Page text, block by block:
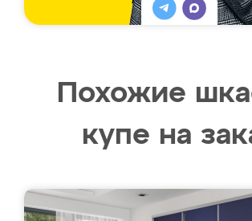
Похожие
купе на